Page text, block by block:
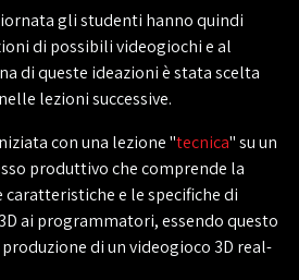
gli studenti hanno quindi
di possibili videogiochi e al
di queste ideazioni è stata scelta
lezioni successive.
con una lezione "tecnica" su un
produttivo che comprende la
e le specifiche di
ai programmatori, essendo questo
di un videogioco 3D real-